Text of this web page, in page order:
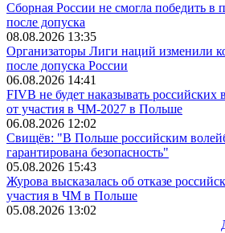
Сборная России не смогла победить в
после допуска
08.08.2026 13:35
Организаторы Лиги наций изменили
после допуска России
06.08.2026 14:41
FIVB не будет наказывать российских
от участия в ЧМ-2027 в Польше
06.08.2026 12:02
Свищёв: "В Польше российским
гарантирована безопасность"
05.08.2026 15:43
Журова высказалась об отказе
участия в ЧМ в Польше
05.08.2026 13:02